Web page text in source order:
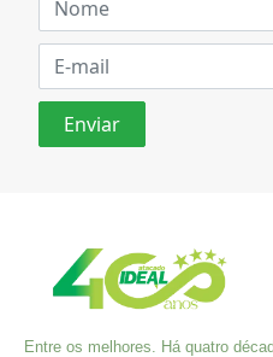
Entre os melhores. Há quatro